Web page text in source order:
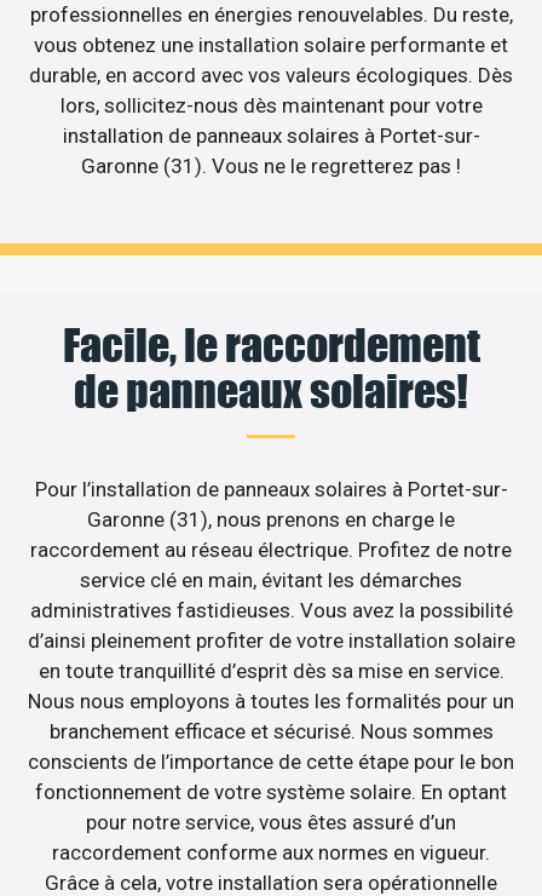
professionnelles en énergies renouvelables. Du reste,
vous obtenez une installation solaire performante et
durable, en accord avec vos valeurs écologiques. Dès
lors, sollicitez-nous dès maintenant pour votre
installation de panneaux solaires à Portet-sur-
Garonne (31). Vous ne le regretterez pas !
Facile, le raccordement
de panneaux solaires!
Pour l’installation de panneaux solaires à Portet-sur-
Garonne (31), nous prenons en charge le
raccordement au réseau électrique. Profitez de notre
service clé en main, évitant les démarches
administratives fastidieuses. Vous avez la possibilité
d’ainsi pleinement profiter de votre installation solaire
en toute tranquillité d’esprit dès sa mise en service.
Nous nous employons à toutes les formalités pour un
branchement efficace et sécurisé. Nous sommes
conscients de l’importance de cette étape pour le bon
fonctionnement de votre système solaire. En optant
pour notre service, vous êtes assuré d’un
raccordement conforme aux normes en vigueur.
Grâce à cela, votre installation sera opérationnelle